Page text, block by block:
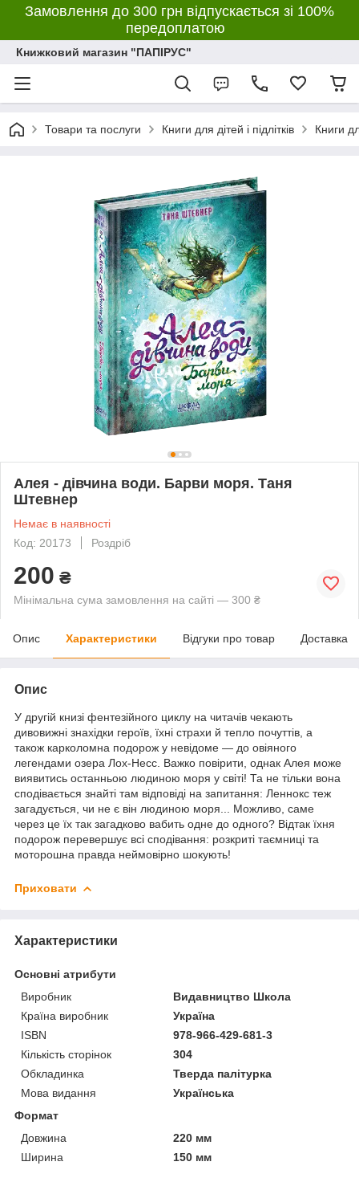
Замовлення до 300 грн відпускається зі 100%
передоплатою
Книжковий магазин "ПАПІРУС"
Товари та послуги Книги для дітей і підлітків Книги
Алея - дівчина води. Барви моря. Таня
Штевнер
Немає в наявності
Код: 20173
Роздріб
200 ₴
Мінімальна сума замовлення на сайті — 300 ₴
Опис Характеристики Відгуки про товар Доставка
Опис
У другій книзі фентезійного циклу на читачів чекають
дивовижні знахідки героїв, їхні страхи й тепло почуттів, а
також карколомна подорож у невідоме — до овіяного
легендами озера Лох-Несс. Важко повірити, однак Алея може
виявитись останньою людиною моря у світі! Та не тільки вона
сподівається знайті там відповіді на запитання: Леннокс теж
загадується, чи не є він людиною моря... Можливо, саме
через це їх так загадково вабить одне до одного? Відтак їхня
подорож перевершує всі сподівання: розкриті таємниці та
моторошна правда неймовірно шокують!
Приховати
Характеристики
Основні атрибути
Виробник
Видавництво Школа
Країна виробник
Україна
ISBN
978-966-429-681-3
Кількість сторінок
304
Обкладинка
Тверда палітурка
Мова видання
Українська
Формат
Довжина
220 мм
Ширина
150 мм